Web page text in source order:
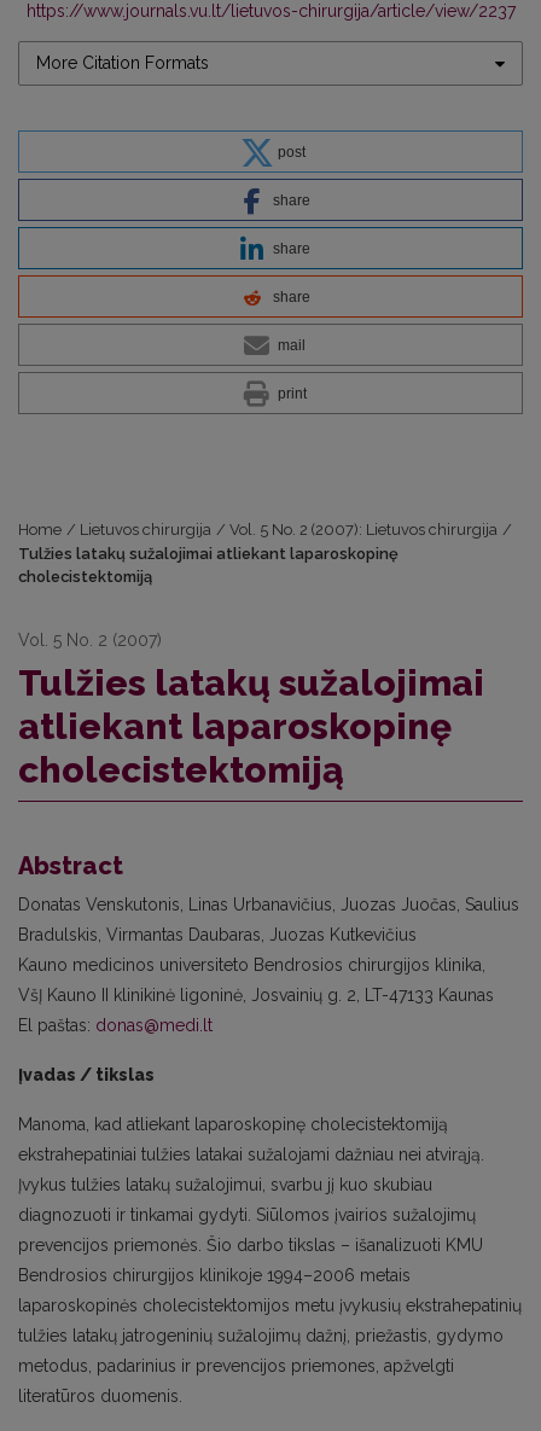
https://www.journals.vu.lt/lietuvos-chirurgija/article/view/2237
More Citation Formats
post
share
share
share
mail
print
Home / Lietuvos chirurgija / Vol. 5 No. 2 (2007): Lietuvos chirurgija /
Tulžies latakų sužalojimai atliekant laparoskopinę
cholecistektomiją
Vol. 5 No. 2 (2007)
Tulžies latakų sužalojimai
atliekant laparoskopinę
cholecistektomiją
Abstract
Donatas Venskutonis, Linas Urbanavičius, Juozas Juočas, Saulius
Bradulskis, Virmantas Daubaras, Juozas Kutkevičius
Kauno medicinos universiteto Bendrosios chirurgijos klinika,
VšĮ Kauno II klinikinė ligoninė, Josvainių g. 2, LT-47133 Kaunas
El paštas: donas@medi.lt
Įvadas / tikslas
Manoma, kad atliekant laparoskopinę cholecistektomiją
ekstrahepatiniai tulžies latakai sužalojami dažniau nei atvirąją.
Įvykus tulžies latakų sužalojimui, svarbu jį kuo skubiau
diagnozuoti ir tinkamai gydyti. Siūlomos įvairios sužalojimų
prevencijos priemonės. Šio darbo tikslas – išanalizuoti KMU
Bendrosios chirurgijos klinikoje 1994–2006 metais
laparoskopinės cholecistektomijos metu įvykusių ekstrahepatinių
tulžies latakų jatrogeninių sužalojimų dažnį, priežastis, gydymo
metodus, padarinius ir prevencijos priemones, apžvelgti
literatūros duomenis.